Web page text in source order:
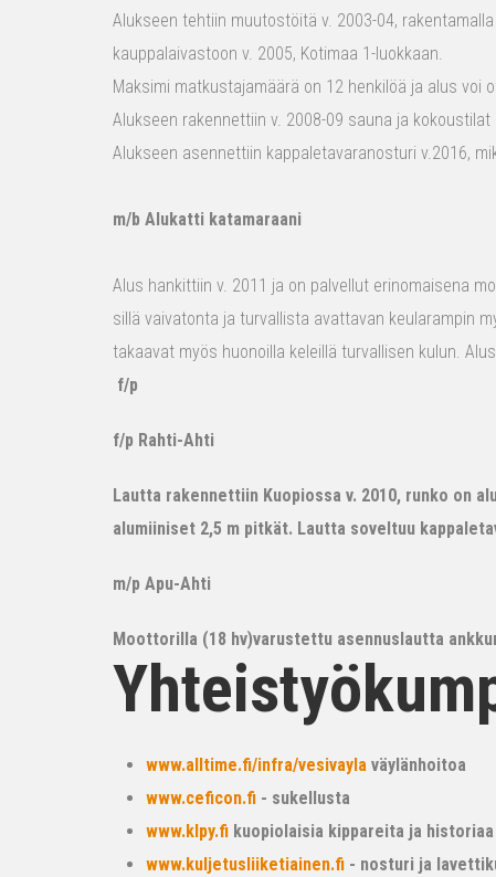
Alukseen tehtiin muutostöitä v. 2003-04,
kauppalaivastoon v. 2005, Kotimaa 1-luokkaan.
Maksimi matkustajamäärä on 12 henkilöä ja alus voi
Alukseen rakennettiin v. 2008-09 sauna ja
Alukseen asennettiin kappaletavaranosturi v.2016,
m/b Alukatti katamaraani
Alus hankittiin v. 2011 ja on palvellut erinomaisena
sillä vaivatonta ja turvallista avattavan keularampin
takaavat myös huonoilla keleillä turvallisen kulun.
f/p
f/p Rahti-Ahti
Lautta rakennettiin Kuopiossa v. 2010, runko on
alumiiniset 2,5 m pitkät. Lautta soveltuu
m/p Apu-Ahti
Moottorilla (18 hv)varustettu asennuslautta
www.alltime.fi/infra/vesivayla väylänhoitoa
www.ceficon.fi - sukellusta
www.klpy.fi kuopiolaisia kippareita ja historiaa
www.kuljetusliiketiainen.fi - nosturi ja